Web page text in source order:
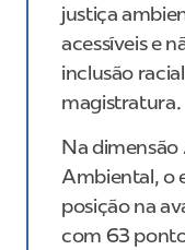
justiça
acessíveis e
inclusão
magistratura.
Na
Ambiental, o
posição na
com 63